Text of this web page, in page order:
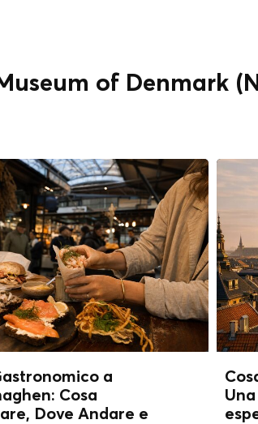
of Denmark
a
Cosa
Dove Andare e